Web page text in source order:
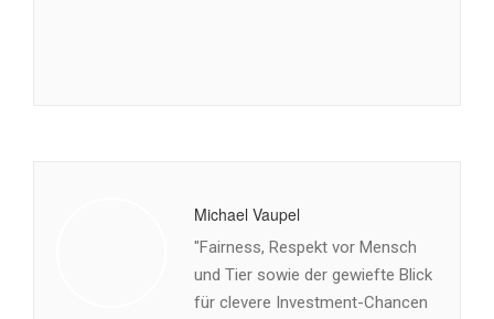
Michael Vaupel
"Fairness, Respekt vor Mensch
und Tier sowie der gewiefte Blick
für clevere Investment-Chancen